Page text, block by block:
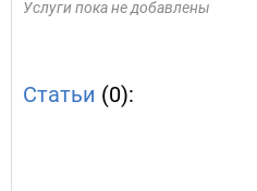
Услуги пока не добавлены
Статьи (0):